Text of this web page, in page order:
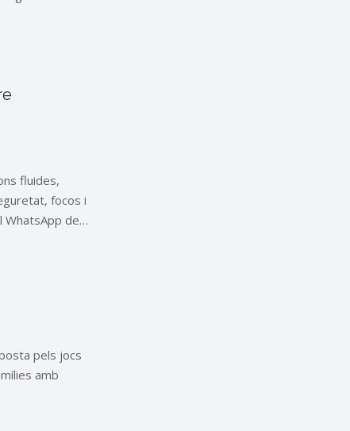
fluides,
focos i
WhatsApp de…
pels jocs
amb